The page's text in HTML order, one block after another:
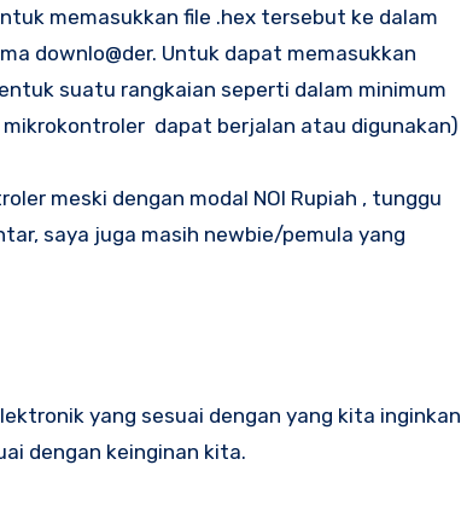
memasukkan file .hex tersebut ke dalam
downlo@der. Untuk dapat memasukkan
suatu rangkaian seperti dalam minimum
dapat berjalan atau digunakan)
meski dengan modal NOl Rupiah , tunggu
saya juga masih newbie/pemula yang
yang sesuai dengan yang kita inginkan
dengan keinginan kita.